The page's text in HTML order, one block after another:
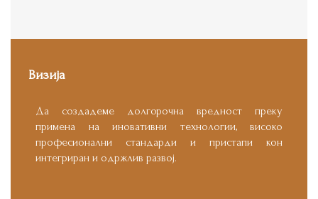
Визија
Да создадеме долгорочна вредност преку
примена на иновативни технологии, високо
професионални стандарди и пристапи кон
интегриран и одржлив развој.